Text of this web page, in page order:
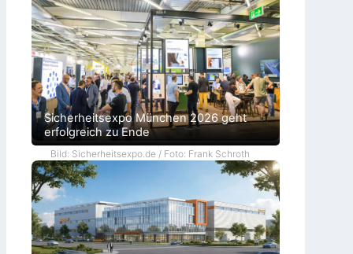
Sicherheitsexpo München 2026 geht
erfolgreich zu Ende
Bild: Sicherheitsexpo.de / Foto: Frank Schroth